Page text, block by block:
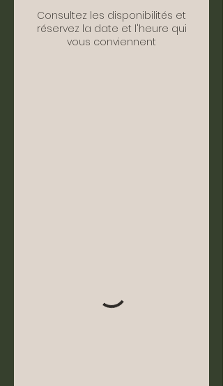
Consultez les disponibilités et
réservez la date et l'heure qui
vous conviennent